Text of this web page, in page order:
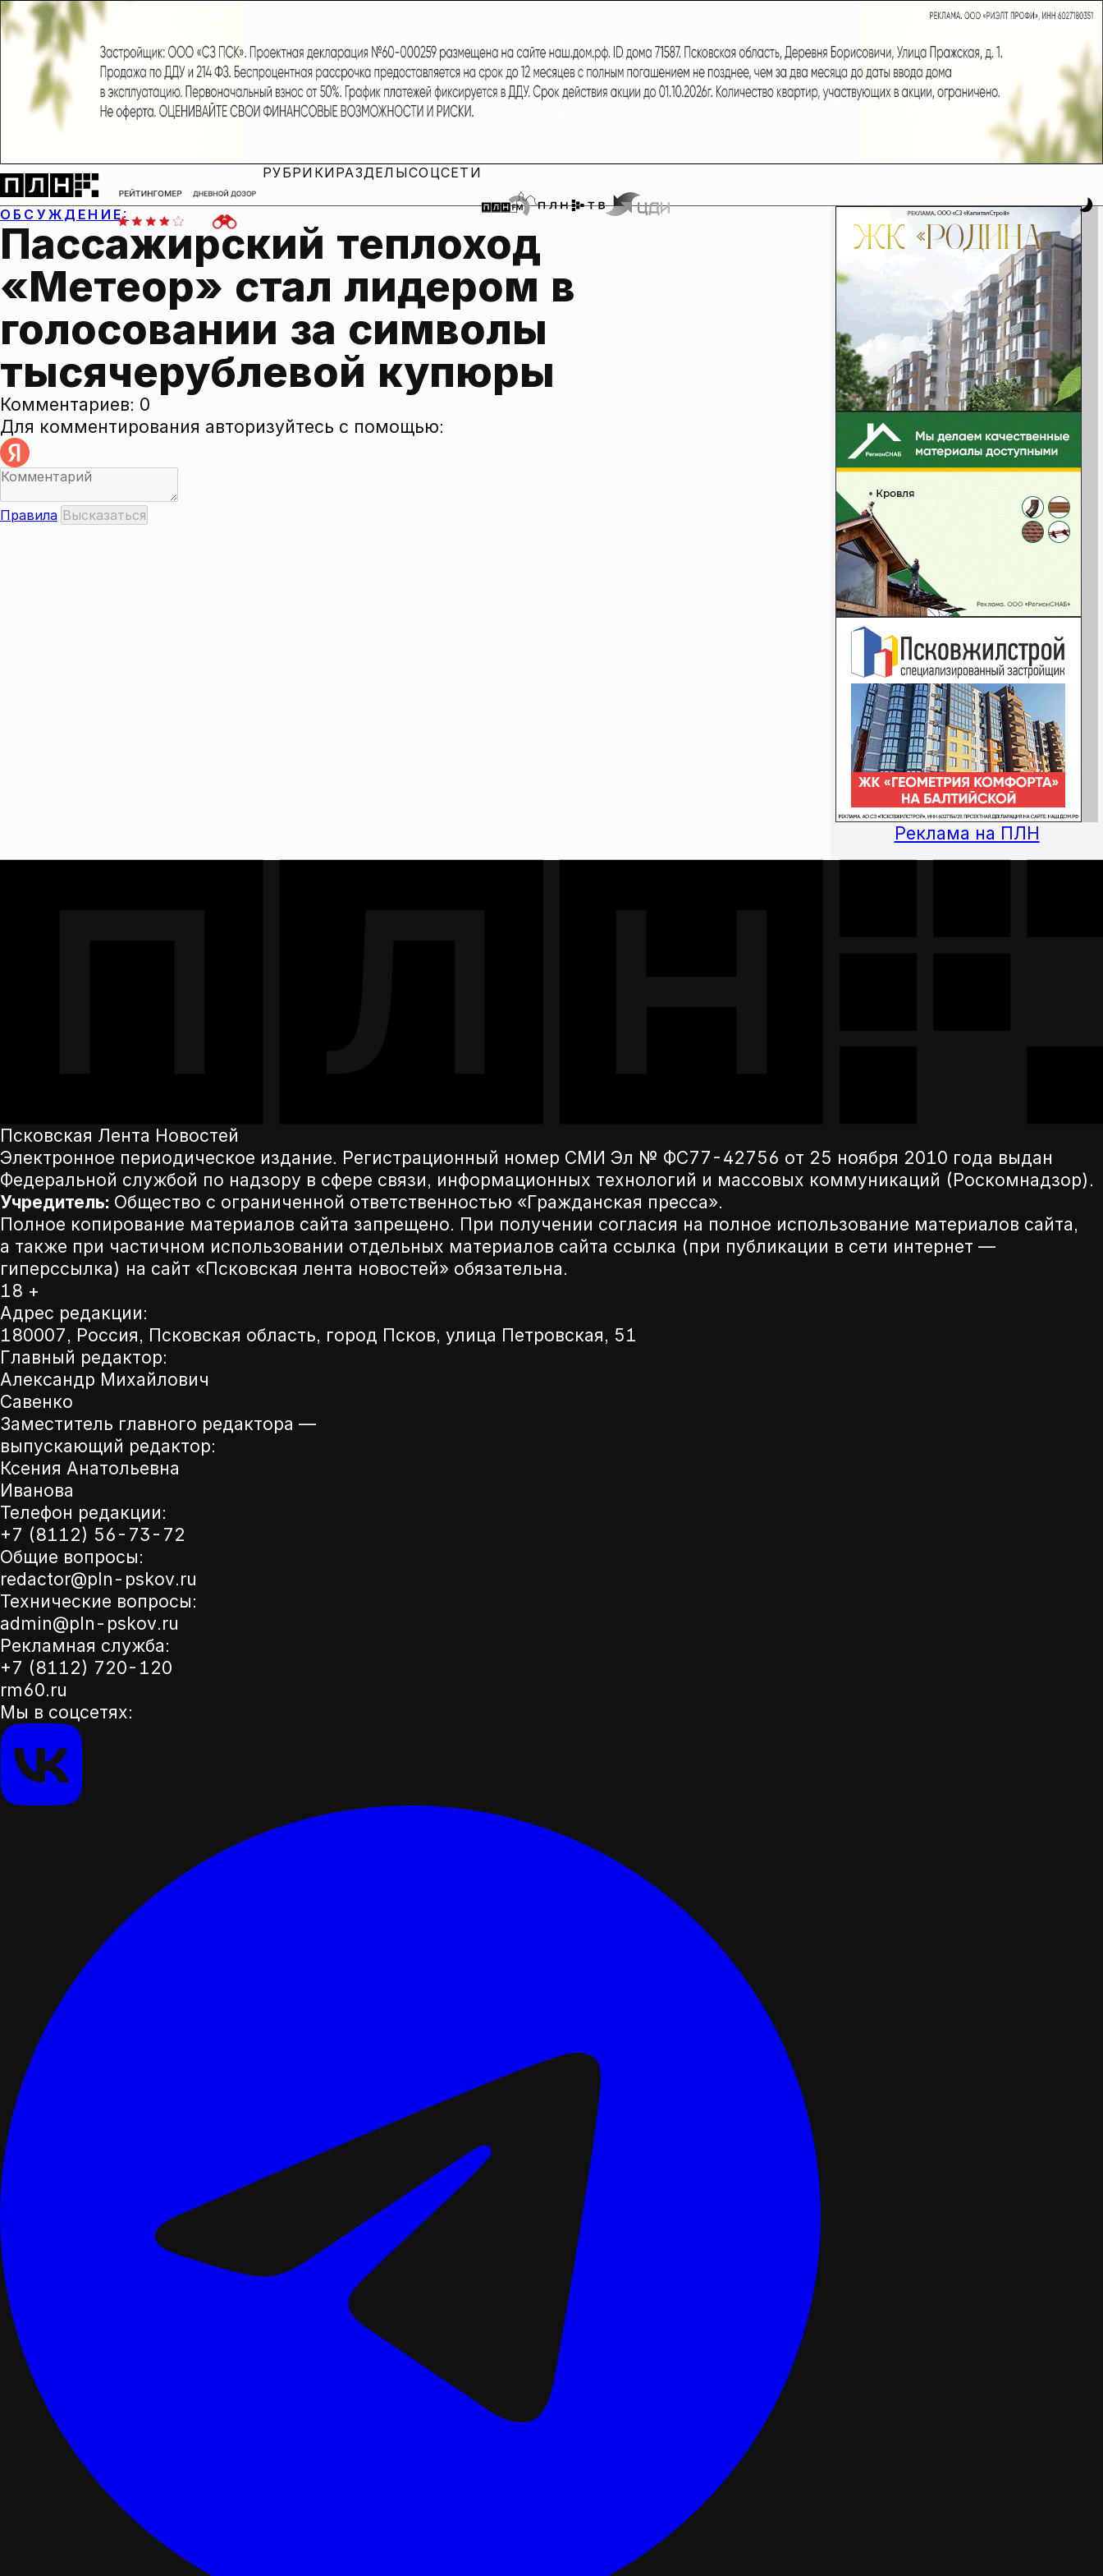
РУБРИКИРАЗДЕЛЫСОЦСЕТИ
ОБСУЖДЕНИЕ:
Пассажирский теплоход
«Метеор» стал лидером в
голосовании за символы
тысячерублевой купюры
Комментариев: 0
Для комментирования авторизуйтесь с помощью:
Правила
Реклама на ПЛН
Псковская Лента Новостей
Электронное периодическое издание. Регистрационный номер СМИ Эл № ФС77-42756 от 25 ноября 2010 года выдан
Федеральной службой по надзору в сфере связи, информационных технологий и массовых коммуникаций (Роскомнадзор).
Учредитель: Общество с ограниченной ответственностью «Гражданская пресса».
Полное копирование материалов сайта запрещено. При получении согласия на полное использование материалов сайта,
а также при частичном использовании отдельных материалов сайта ссылка (при публикации в сети интернет —
гиперссылка) на сайт «Псковская лента новостей» обязательна.
18 +
Адрес редакции:
180007, Россия, Псковская область, город Псков, улица Петровская, 51
Главный редактор:
Александр Михайлович
Савенко
Заместитель главного редактора —
выпускающий редактор:
Ксения Анатольевна
Иванова
Телефон редакции:
+7 (8112) 56-73-72
Общие вопросы:
redactor@pln-pskov.ru
Технические вопросы:
admin@pln-pskov.ru
Рекламная служба:
+7 (8112) 720-120
rm60.ru
Мы в соцсетях: